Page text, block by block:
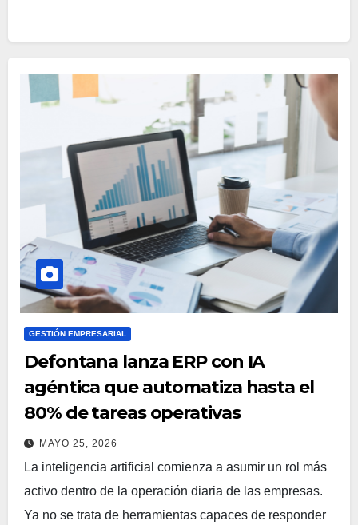
GESTIÓN EMPRESARIAL
Defontana lanza ERP con IA
agéntica que automatiza hasta el
80% de tareas operativas
MAYO 25, 2026
La inteligencia artificial comienza a asumir un rol más
activo dentro de la operación diaria de las empresas.
Ya no se trata de herramientas capaces de responder